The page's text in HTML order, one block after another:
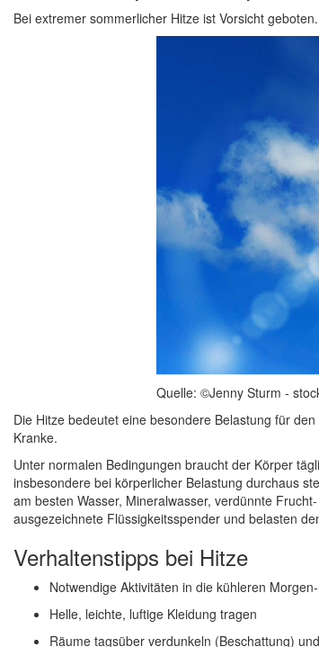
Bei extremer sommerlicher Hitze ist Vorsicht
Quelle: ©Jenny Sturm -
Die Hitze bedeutet eine besondere Belastung für
Kranke.
Unter normalen Bedingungen braucht der Körper
insbesondere bei körperlicher Belastung durchaus
am besten Wasser, Mineralwasser, verdünnte
ausgezeichnete Flüssigkeitsspender und belasten
Verhaltenstipps bei Hitze
Notwendige Aktivitäten in die kühleren
Helle, leichte, luftige Kleidung tragen
Räume tagsüber verdunkeln (Beschattung)